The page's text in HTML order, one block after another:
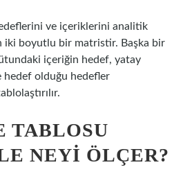
ve içeriklerini analitik
iki boyutlu bir matristir. Başka bir
içeriğin hedef, yatay
hedef olduğu hedefler
TABLOSU
NEYI ÖLÇER?